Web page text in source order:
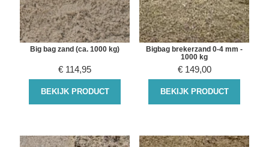
Big bag zand (ca. 1000 kg)
€ 114,95
BEKIJK PRODUCT
Bigbag brekerzand 0-4 mm -
1000 kg
€ 149,00
BEKIJK PRODUCT